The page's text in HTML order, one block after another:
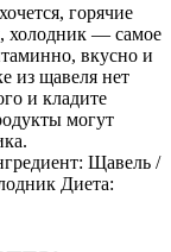
горячие
холодник — самое
вкусно и
из щавеля нет
и кладите
могут
Щавель /
Диета: